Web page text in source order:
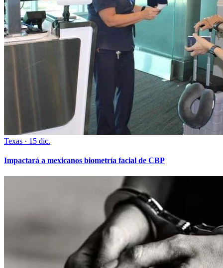
Texas · 15 dic.
Impactará a mexicanos biometría facial de CBP